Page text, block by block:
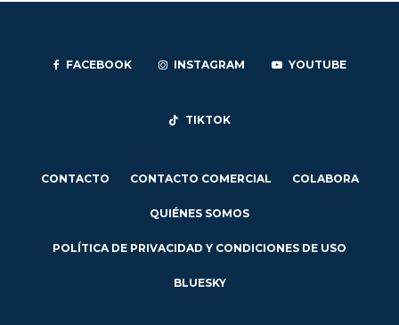
FACEBOOK INSTAGRAM YOUTUBE
TIKTOK
CONTACTO CONTACTO COMERCIAL COLABORA
QUIÉNES SOMOS
POLÍTICA DE PRIVACIDAD Y CONDICIONES DE USO
BLUESKY